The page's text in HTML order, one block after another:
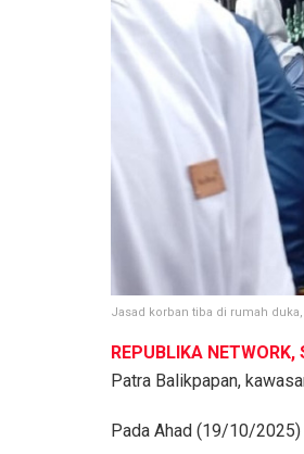
Jasad korban tiba di rumah
REPUBLIKA NETWORK,
Patra Balikpapan,
Pada Ahad (19/10/2025)